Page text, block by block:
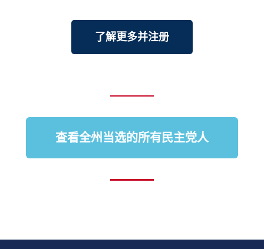
了解更多并注册
查看全州当选的所有民主党人